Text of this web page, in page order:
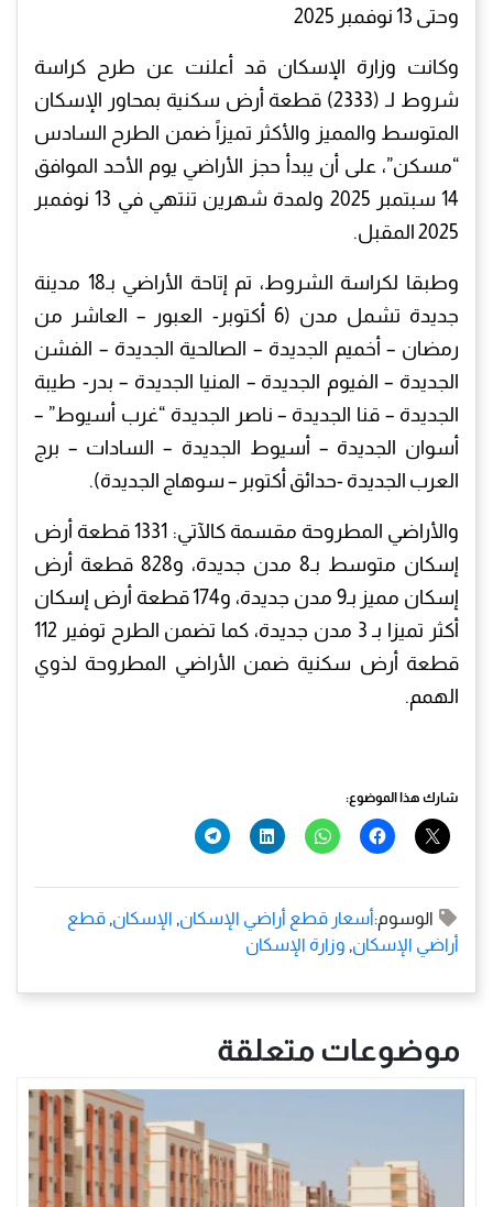
وحتى 13 نوفمبر 2025
وكانت وزارة الإسكان قد أعلنت عن طرح كراسة
شروط لـ (2333) قطعة أرض سكنية بمحاور الإسكان
المتوسط والمميز والأكثر تميزاً ضمن الطرح السادس
“مسكن”، على أن يبدأ حجز الأراضي يوم الأحد الموافق
14 سبتمبر 2025 ولمدة شهرين تنتهي في 13 نوفمبر
2025 المقبل.
وطبقا لكراسة الشروط، تم إتاحة الأراضي بـ18 مدينة
جديدة تشمل مدن (6 أكتوبر- العبور – العاشر من
رمضان – أخميم الجديدة – الصالحية الجديدة – الفشن
الجديدة – الفيوم الجديدة – المنيا الجديدة – بدر- طيبة
الجديدة – قنا الجديدة – ناصر الجديدة “غرب أسيوط” –
أسوان الجديدة – أسيوط الجديدة – السادات – برج
العرب الجديدة -حدائق أكتوبر – سوهاج الجديدة).
والأراضي المطروحة مقسمة كالآتي: 1331 قطعة أرض
إسكان متوسط بـ8 مدن جديدة، و828 قطعة أرض
إسكان مميز بـ9 مدن جديدة، و174 قطعة أرض إسكان
أكثر تميزا بـ 3 مدن جديدة، كما تضمن الطرح توفير 112
قطعة أرض سكنية ضمن الأراضي المطروحة لذوي
الهمم.
شارك هذا الموضوع:
الوسوم: أسعار قطع أراضي الإسكان, الإسكان, قطع
أراضي الإسكان, وزارة الإسكان
موضوعات متعلقة